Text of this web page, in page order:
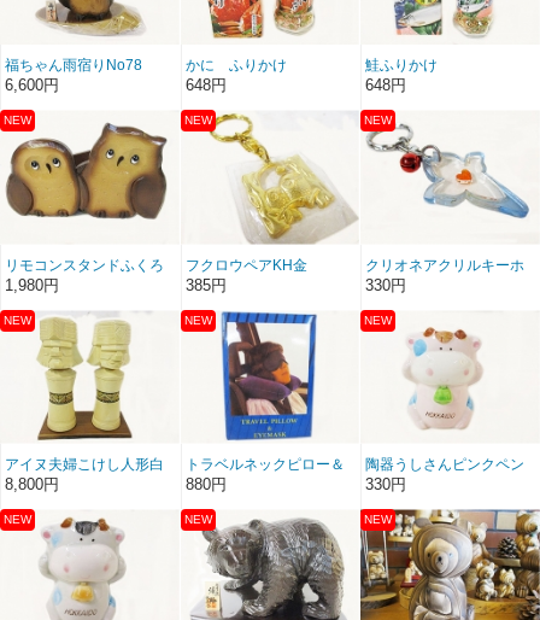
福ちゃん雨宿りNo78
6,600円
かに ふりかけ
648円
鮭ふりかけ
648円
リモコンスタンドふくろ
うペア
1,980円
フクロウペアKH金
385円
クリオネアクリルキーホ
ルダー
330円
アイヌ夫婦こけし人形白
８号
8,800円
トラベルネックピロー＆
アイマスク
880円
陶器うしさんピンクペン
立て的な
330円